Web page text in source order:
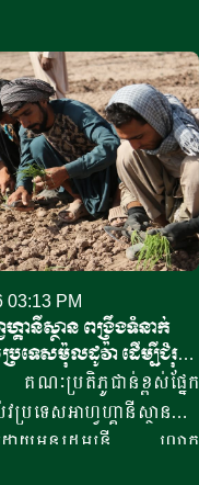
03:13 PM
ហ្គានីស្ថាន ពង្រឹងទំនាក់
រទេសម៉ុលដូវ៉ា ដើម្បីជំរុញ
តិការផ្នែកវិទ្យាសាស្ត្រ
ៈប្រតិភូជាន់ខ្ពស់ផ្នែក
រទេសអាហ្វហ្គានីស្ថាន
ោយអនុរដ្ឋមន្ត្រី លោក